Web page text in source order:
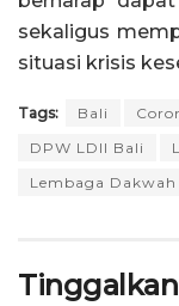
sekaligus
situasi krisis
Tags: Bali
DPW LDII Bali
Lembaga Dakwah